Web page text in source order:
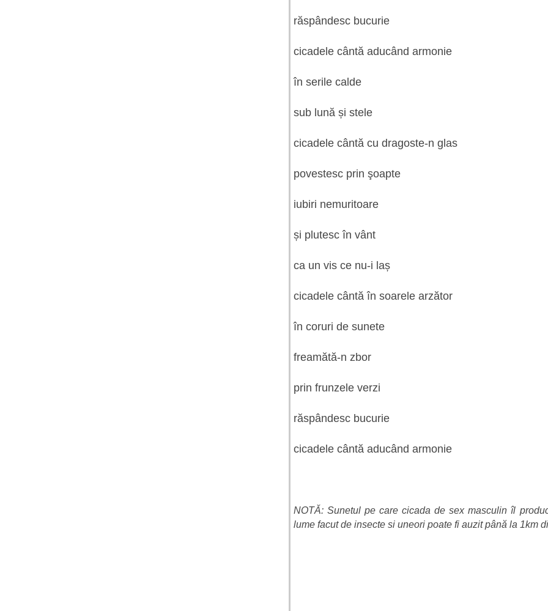
răspândesc bucurie
cicadele cântă aducând armonie
în serile calde
sub lună și stele
cicadele cântă cu dragoste-n glas
povestesc prin şoapte
iubiri nemuritoare
și plutesc în vânt
ca un vis ce nu-i laș
cicadele cântă în soarele arzător
în coruri de sunete
freamătă-n zbor
prin frunzele verzi
răspândesc bucurie
cicadele cântă aducând armonie
NOTĂ: Sunetul pe care cicada de sex masculin îl
lume facut de insecte si uneori poate fi auzit până la 1km